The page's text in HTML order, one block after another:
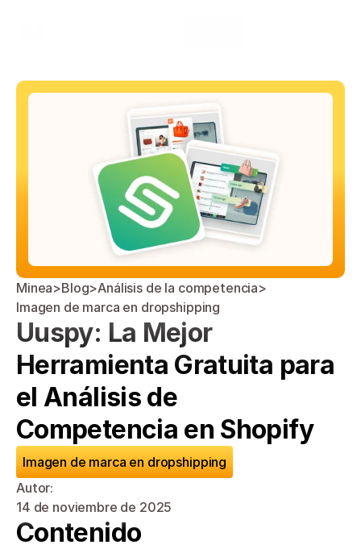
Minea>Blog>Análisis de la competencia>
Imagen de marca en dropshipping
Uuspy: La Mejor
Herramienta Gratuita para
el Análisis de
Competencia en Shopify
Imagen de marca en dropshipping
Autor:
14 de noviembre de 2025
Contenido